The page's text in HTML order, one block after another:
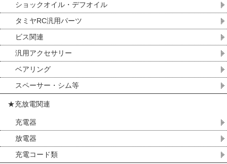
ショックオイル・デフオイル
タミヤRC汎用パーツ
ビス関連
汎用アクセサリー
ベアリング
スペーサー・シム等
★充放電関連
充電器
放電器
充電コード類